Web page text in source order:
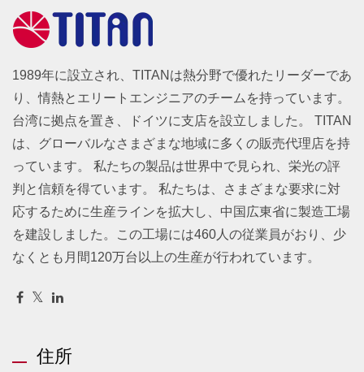
1989年に設立され、TITANは熱分野で優れたリーダーであ
り、情熱とエリートエンジニアのチームを持っています。
台湾に拠点を置き、ドイツに支店を設立しました。 TITAN
は、グローバルなさまざまな地域に多くの販売代理店を持
っています。 私たちの製品は世界中で見られ、栄光の評
判と信頼を得ています。 私たちは、さまざまな要求に対
応するために生産ラインを拡大し、中国広東省に製造工場
を建設しました。この工場には460人の従業員がおり、少
なくとも月間120万台以上の生産が行われています。
住所